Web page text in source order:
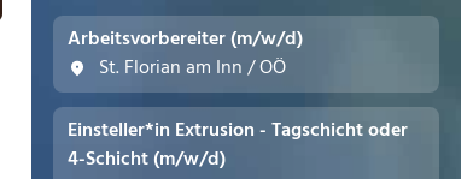
Arbeitsvorbereiter (m/w/d)
St. Florian am Inn / OÖ
Einsteller*in Extrusion - Tagschicht oder
4-Schicht (m/w/d)